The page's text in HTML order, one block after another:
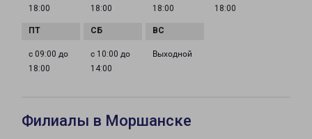
18:00
18:00
18:00
18:00
с 09:00 до
18:00
с 10:00 до
14:00
Выходной
Филиалы в Моршанске